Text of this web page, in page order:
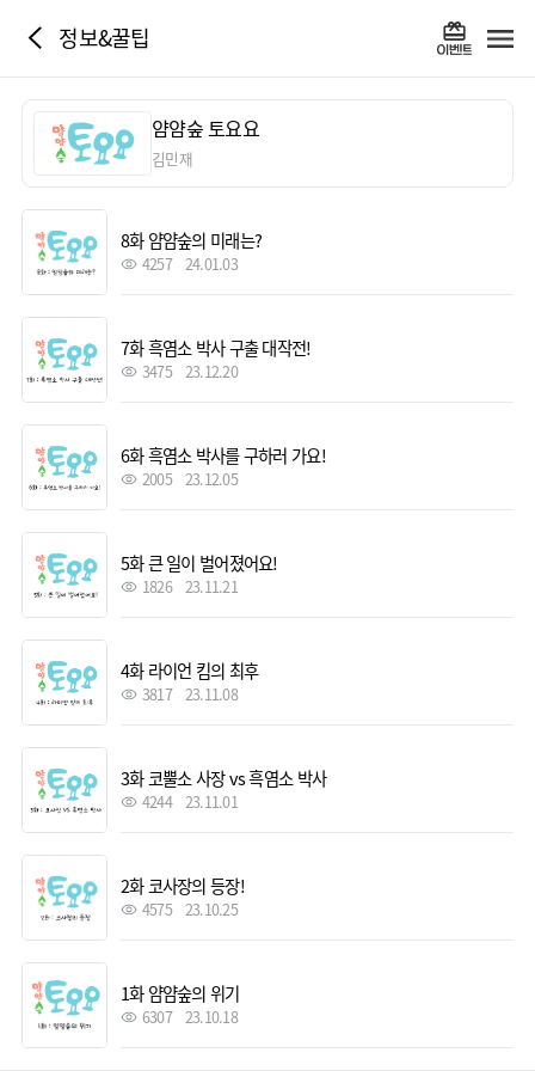
정보&꿀팁
얌얌숲 토요요
김민재
8화 얌얌숲의 미래는?
4257 24.01.03
7화 흑염소 박사 구출 대작전!
3475 23.12.20
6화 흑염소 박사를 구하러 가요!
2005 23.12.05
5화 큰 일이 벌어졌어요!
1826 23.11.21
4화 라이언 킴의 최후
3817 23.11.08
3화 코뿔소 사장 vs 흑염소 박사
4244 23.11.01
2화 코사장의 등장!
4575 23.10.25
1화 얌얌숲의 위기
6307 23.10.18